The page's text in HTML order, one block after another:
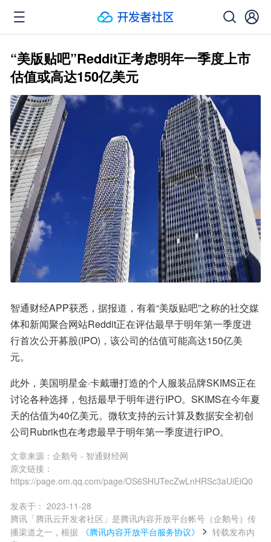
“美版贴吧”Reddit正考虑明年一季度上市
估值或高达150亿美元
智通财经APP获悉，据报道，有着“美版贴吧”之称的社交媒
体和新闻聚合网站Reddit正在评估最早于明年第一季度进
行首次公开募股(IPO)，该公司的估值可能高达150亿美
元。
此外，美国明星金·卡戴珊打造的个人服装品牌SKIMS正在
讨论各种选择，包括最早于明年进行IPO。SKIMS在今年夏
天的估值为40亿美元。微软支持的云计算及数据安全初创
公司Rubrik也在考虑最早于明年第一季度进行IPO。
文章来源： 企鹅号 - 智通财经网
原文链接：
https://page.om.qq.com/page/OS6SHUTecZwLnHRSc3aUiEiQ0
发表于： 2023-11-28
腾讯「腾讯云开发者社区」是腾讯内容开放平台帐号（企鹅号）传
播渠道之一，根据
《腾讯内容开放平台服务协议》
转载发布内